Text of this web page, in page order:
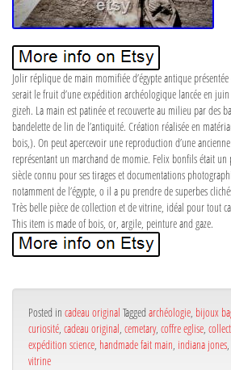
Jolir réplique de main momifiée d’égypte antique
serait le fruit d’une expédition archéologique lancée en
gizeh. La main est patinée et recouverte au milieu par des
bandelette de lin de l’antiquité. Création réalisée en
bois,). On peut apercevoir une reproduction d’une
représentant un marchand de momie. Felix bonfils était
siècle connu pour ses tirages et documentations
notamment de l’égypte, o il a pu prendre de superbes
Très belle pièce de collection et de vitrine, idéal pour tout
This item is made of bois, or, argile, peinture and gaze.
Posted in cadeau original Tagged archéologie, bijoux
curiosité, cadeau original, cemetary, coffre eglise,
expédition science, handmade fait main, indiana jones,
vitrine